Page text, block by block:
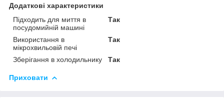
Додаткові характеристики
Підходить для миття в
посудомийній машині
Так
Використання в
мікрохвильовій печі
Так
Зберігання в холодильнику Так
Приховати